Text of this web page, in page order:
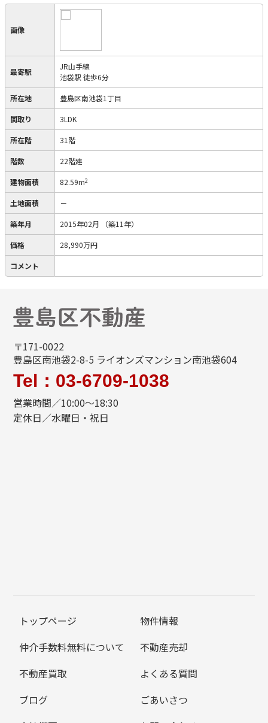
画像
最寄駅
JR山手線
池袋駅 徒歩6分
所在地 豊島区南池袋1丁目
間取り 3LDK
所在階 31階
階数 22階建
建物面積 82.59m2
土地面積 －
築年月 2015年02月 （築11年）
価格 28,990万円
コメント
〒171-0022
豊島区南池袋2-8-5 ライオンズマンション南池袋604
Tel：03-6709-1038
営業時間／10:00～18:30
定休日／水曜日・祝日
トップページ
物件情報
仲介手数料無料について
不動産売却
不動産買取
よくある質問
ブログ
ごあいさつ